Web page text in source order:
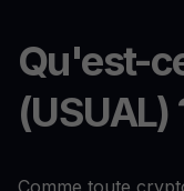
Qu'est-
(USUAL)
Comme toute